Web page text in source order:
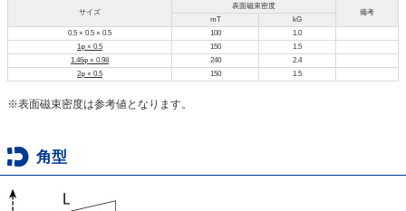
サイズ
表面磁束密度
備考
mT
kG
0.5 × 0.5 × 0.5
100
1.0
1φ × 0.5
150
1.5
1.46φ × 0.98
240
2.4
2φ × 0.5
150 1.5
※表面磁束密度は参考値となります。
角型